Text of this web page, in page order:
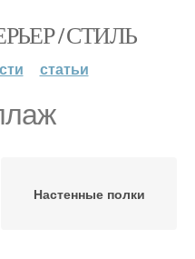
/ СТИЛЬ
статьи
Настенные полки